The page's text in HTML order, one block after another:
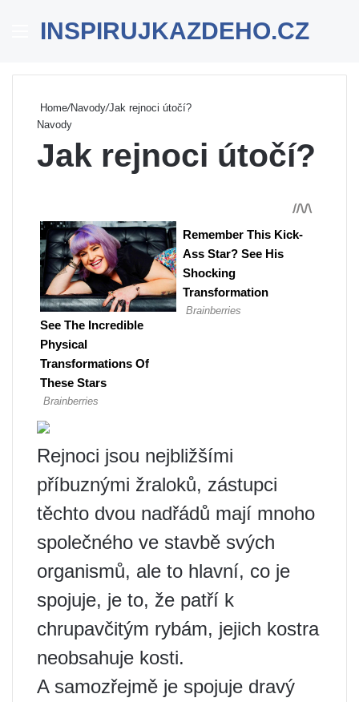
Menu
INSPIRUJKAZDEHO.CZ
Home/Navody/Jak rejnoci útočí?
Navody
Jak rejnoci útočí?
Rejnoci jsou nejbližšími
příbuznými žraloků, zástupci
těchto dvou nadřádů mají mnoho
společného ve stavbě svých
organismů, ale to hlavní, co je
spojuje, je to, že patří k
chrupavčitým rybám, jejich kostra
neobsahuje kosti.
A samozřejmě je spojuje dravý